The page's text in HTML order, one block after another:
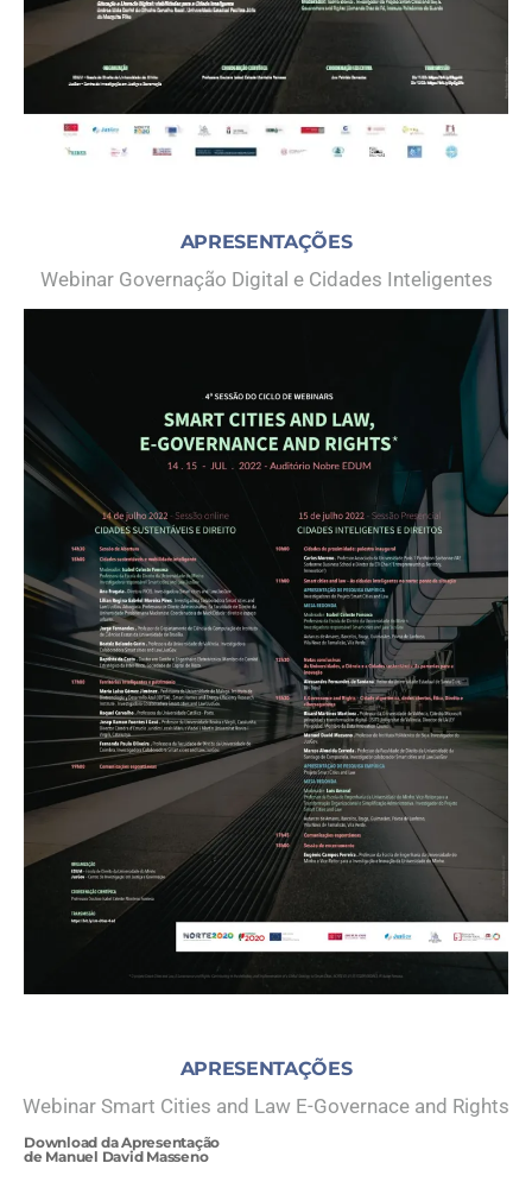
APRESENTAÇÕES
Webinar Governação Digital e Cidades Inteligentes
APRESENTAÇÕES
Webinar Smart Cities and Law E-Governace and Rights
Download da Apresentação
de Manuel David Masseno